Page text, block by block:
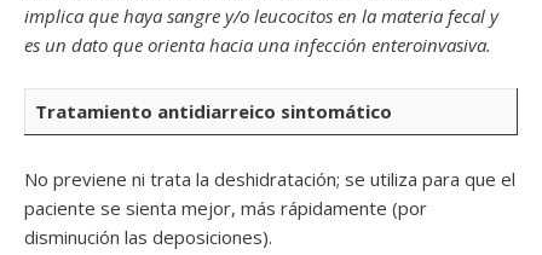
implica que haya sangre y/o leucocitos en la materia fecal y
es un dato que orienta hacia una infección enteroinvasiva.
Tratamiento antidiarreico sintomático
No previene ni trata la deshidratación; se utiliza para que el
paciente se sienta mejor, más rápidamente (por
disminución las deposiciones).